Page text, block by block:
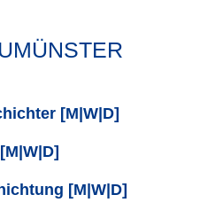
[M|W|D]
[M|W|D]